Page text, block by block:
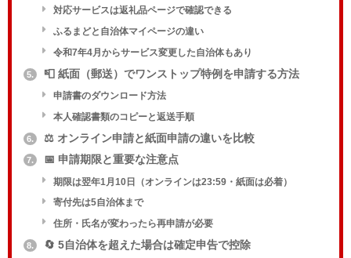
対応サービスは返礼品ページで確認できる
ふるまどと自治体マイページの違い
令和7年4月からサービス変更した自治体もあり
5. 📮 紙面（郵送）でワンストップ特例を申請する方法
申請書のダウンロード方法
本人確認書類のコピーと返送手順
6. ⚖️ オンライン申請と紙面申請の違いを比較
7. 📅 申請期限と重要な注意点
期限は翌年1月10日（オンラインは23:59・紙面は必着）
寄付先は5自治体まで
住所・氏名が変わったら再申請が必要
8. 🔄 5自治体を超えた場合は確定申告で控除